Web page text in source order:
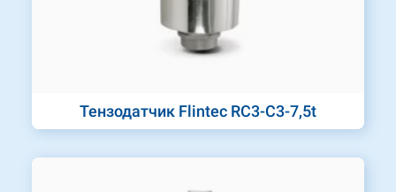
Тензодатчик Flintec RC3-C3-7,5t